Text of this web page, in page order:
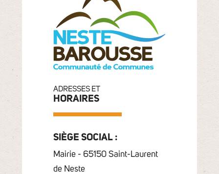
ADRESSES ET
HORAIRES
SIÈGE SOCIAL :
Mairie - 65150 Saint-Laurent
de Neste